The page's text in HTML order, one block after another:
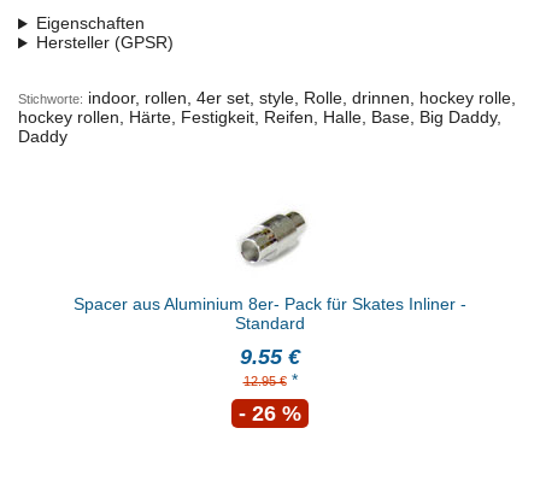
Eigenschaften
Hersteller (GPSR)
Stichworte: indoor, rollen, 4er set, style, Rolle, drinnen, hockey rolle,
hockey rollen, Härte, Festigkeit, Reifen, Halle, Base, Big Daddy,
Daddy
Spacer aus Aluminium 8er- Pack für Skates Inliner -
Standard
9.55 €
12.95 €*
- 26 %